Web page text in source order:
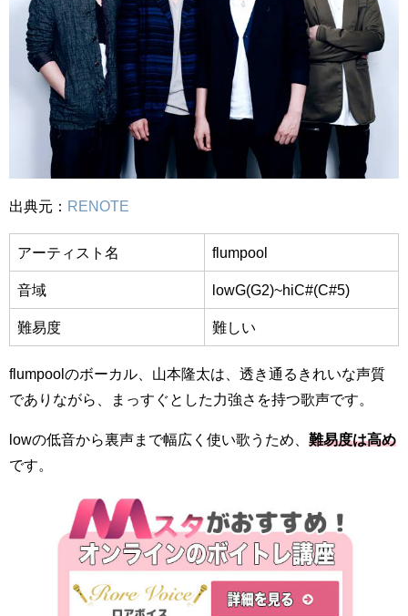
出典元： RENOTE
アーティスト名 flumpool
音域 lowG(G2)~hiC#(C#5)
難易度 難しい
flumpoolのボーカル、山本隆太は、透き通るきれいな声質
でありながら、まっすぐとした力強さを持つ歌声です。
lowの低音から裏声まで幅広く使い歌うため、 難易度は高め
です。